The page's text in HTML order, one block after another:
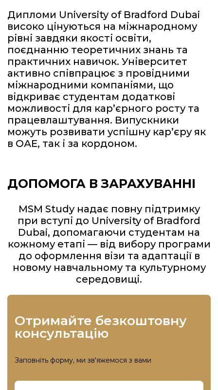
Дипломи University of Bradford Dubai
високо цінуються на міжнародному
рівні завдяки якості освіти,
поєднанню теоретичних знань та
практичних навичок. Університет
активно співпрацює з провідними
міжнародними компаніями, що
відкриває студентам додаткові
можливості для кар’єрного росту та
працевлаштування. Випускники
можуть розвивати успішну кар’єру як
в ОАЕ, так і за кордоном.
ДОПОМОГА В ЗАРАХУВАННІ
MSM Study надає повну підтримку
при вступі до University of Bradford
Dubai, допомагаючи студентам на
кожному етапі — від вибору програми
до оформлення візи та адаптації в
новому навчальному та культурному
середовищі.
отримайте безкоштовну
консультацію
Заповніть форму, ми зв'яжемося з вами